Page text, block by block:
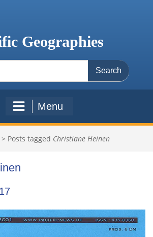
Geographies
Menu
> Posts tagged Christiane Heinen